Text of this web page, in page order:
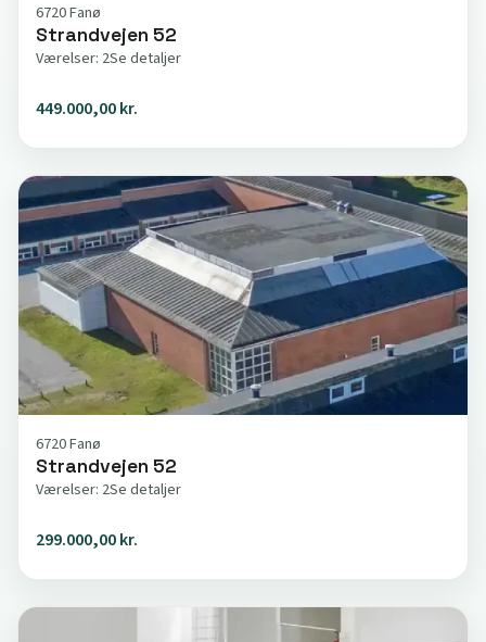
6720 Fanø
Strandvejen 52
Værelser: 2Se detaljer
449.000,00 kr.
6720 Fanø
Strandvejen 52
Værelser: 2Se detaljer
299.000,00 kr.